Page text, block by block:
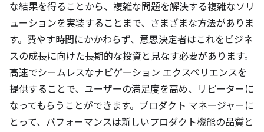
な結果を得ることから、複雑な問題を解決する複雑なソリ
ューションを実装することまで、さまざまな方法がありま
す。費やす時間にかかわらず、意思決定者はこれをビジネ
スの成長に向けた長期的な投資と見なす必要があります。
高速でシームレスなナビゲーション エクスペリエンスを
提供することで、ユーザーの満足度を高め、リピーターに
なってもらうことができます。プロダクト マネージャーに
とって、パフォーマンスは新しいプロダクト機能の品質と